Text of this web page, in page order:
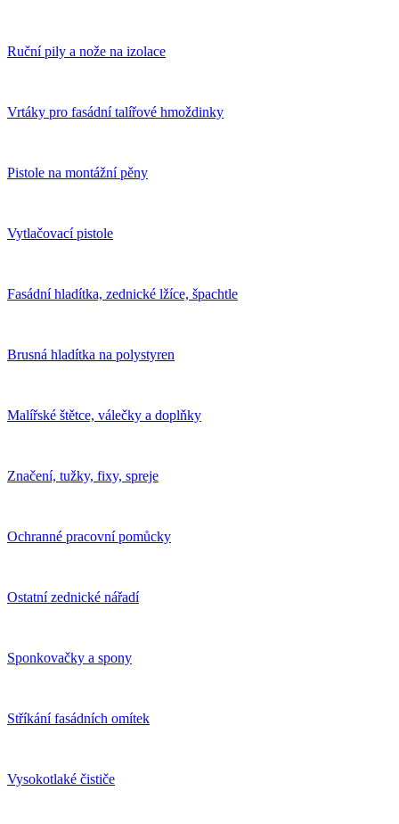
Ruční pily a nože na izolace
Vrtáky pro fasádní talířové hmoždinky
Pistole na montážní pěny
Vytlačovací pistole
Fasádní hladítka, zednické lžíce, špachtle
Brusná hladítka na polystyren
Malířské štětce, válečky a doplňky
Značení, tužky, fixy, spreje
Ochranné pracovní pomůcky
Ostatní zednické nářadí
Sponkovačky a spony
Stříkání fasádních omítek
Vysokotlaké čističe